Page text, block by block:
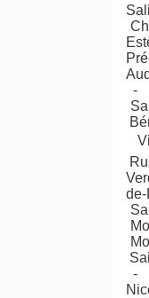
-
-